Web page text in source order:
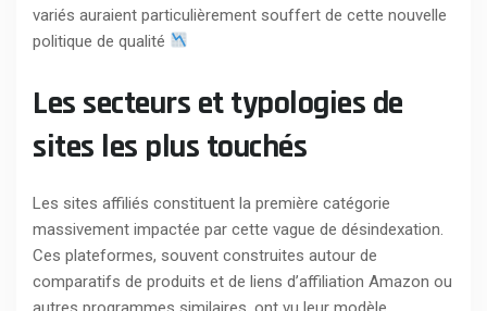
variés auraient particulièrement souffert de cette nouvelle
politique de qualité
Les secteurs et typologies de
sites les plus touchés
Les sites affiliés constituent la première catégorie
massivement impactée par cette vague de désindexation.
Ces plateformes, souvent construites autour de
comparatifs de produits et de liens d’affiliation Amazon ou